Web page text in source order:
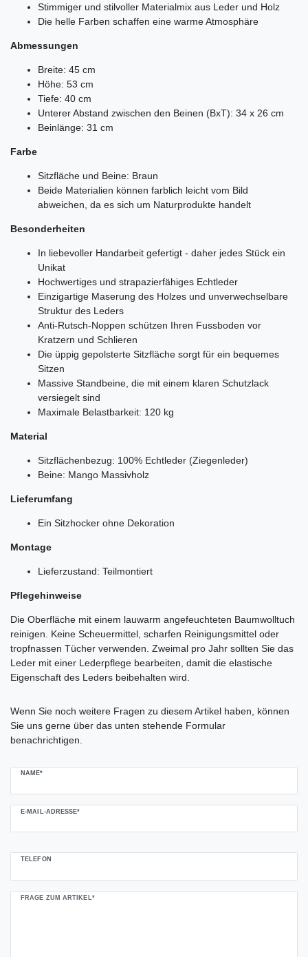
Stimmiger und stilvoller Materialmix aus Leder und Holz
Die helle Farben schaffen eine warme Atmosphäre
Abmessungen
Breite: 45 cm
Höhe: 53 cm
Tiefe: 40 cm
Unterer Abstand zwischen den Beinen (BxT): 34 x 26 cm
Beinlänge: 31 cm
Farbe
Sitzfläche und Beine: Braun
Beide Materialien können farblich leicht vom Bild
abweichen, da es sich um Naturprodukte handelt
Besonderheiten
In liebevoller Handarbeit gefertigt - daher jedes Stück ein
Unikat
Hochwertiges und strapazierfähiges Echtleder
Einzigartige Maserung des Holzes und unverwechselbare
Struktur des Leders
Anti-Rutsch-Noppen schützen Ihren Fussboden vor
Kratzern und Schlieren
Die üppig gepolsterte Sitzfläche sorgt für ein bequemes
Sitzen
Massive Standbeine, die mit einem klaren Schutzlack
versiegelt sind
Maximale Belastbarkeit: 120 kg
Material
Sitzflächenbezug: 100% Echtleder (Ziegenleder)
Beine: Mango Massivholz
Lieferumfang
Ein Sitzhocker ohne Dekoration
Montage
Lieferzustand: Teilmontiert
Pflegehinweise
Die Oberfläche mit einem lauwarm angefeuchteten Baumwolltuch
reinigen. Keine Scheuermittel, scharfen Reinigungsmittel oder
tropfnassen Tücher verwenden. Zweimal pro Jahr sollten Sie das
Leder mit einer Lederpflege bearbeiten, damit die elastische
Eigenschaft des Leders beibehalten wird.
Wenn Sie noch weitere Fragen zu diesem Artikel haben, können
Sie uns gerne über das unten stehende Formular
benachrichtigen.
NAME*
E-MAIL-ADRESSE*
TELEFON
FRAGE ZUM ARTIKEL*